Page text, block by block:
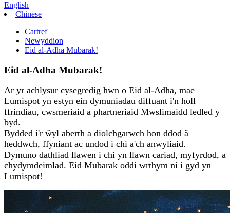
English
Chinese
Cartref
Newyddion
Eid al-Adha Mubarak!
Eid al-Adha Mubarak!
Ar yr achlysur cysegredig hwn o Eid al-Adha, mae
Lumispot yn estyn ein dymuniadau diffuant i'n holl
ffrindiau, cwsmeriaid a phartneriaid Mwslimaidd ledled y
byd.
Bydded i'r ŵyl aberth a diolchgarwch hon ddod â
heddwch, ffyniant ac undod i chi a'ch anwyliaid.
Dymuno dathliad llawen i chi yn llawn cariad, myfyrdod, a
chydymdeimlad. Eid Mubarak oddi wrthym ni i gyd yn
Lumispot!